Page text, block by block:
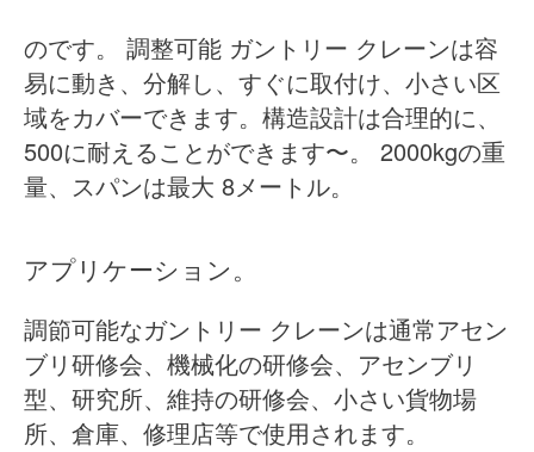
のです。
調整可能 ガントリー クレーンは容
易に動き、分解し、すぐに取付け、小さい区
域をカバーできます。構造設計は合理的に、
500に耐えることができます〜。
2000kgの重
量、スパンは最大 8メートル。
アプリケーション。
調節可能なガントリー クレーンは通常アセン
ブリ研修会、機械化の研修会、アセンブリ
型、研究所、維持の研修会、小さい貨物場
所、倉庫、修理店等で使用されます。